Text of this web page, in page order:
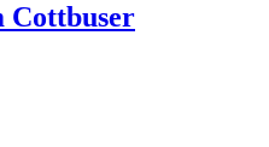
Cottbuser